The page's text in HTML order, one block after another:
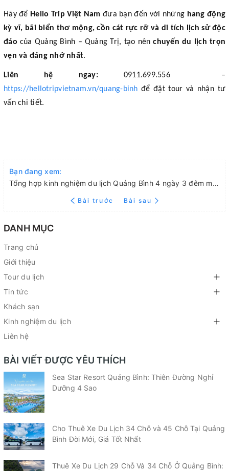
Hãy đểHello Trip Việt Nam đưa bạn đến với những hang động
kỳ vĩ, bãi biển thơ mộng, cồn cát rực rỡ và di tích lịch sử độc
đáo của Quảng Bình – Quảng Trị, tạo nênchuyến du lịch trọn
vẹn và đáng nhớ nhất.
Liên hệ ngay:0911.699.556 –
https://hellotripvietnam.vn/quang-binh để đặt tour và nhận tư
vấn chi tiết.
Bạn đang xem:
Tổng hợp kinh nghiệm du lịch Quảng Bình 4 ngày 3 đêm mới nhất 2026
Bài trước Bài sau
DANH MỤC
Trang chủ
Giới thiệu
Tour du lịch
Tin tức
Khách sạn
Kinh nghiệm du lịch
Liên hệ
BÀI VIẾT ĐƯỢC YÊU THÍCH
Sea Star Resort Quảng Bình: Thiên Đường Nghỉ
Dưỡng 4 Sao
Cho Thuê Xe Du Lịch 34 Chỗ và 45 Chỗ Tại Quảng
Bình Đời Mới, Giá Tốt Nhất
Thuê Xe Du Lịch 29 Chỗ Và 34 Chỗ Ở Quảng Bình: